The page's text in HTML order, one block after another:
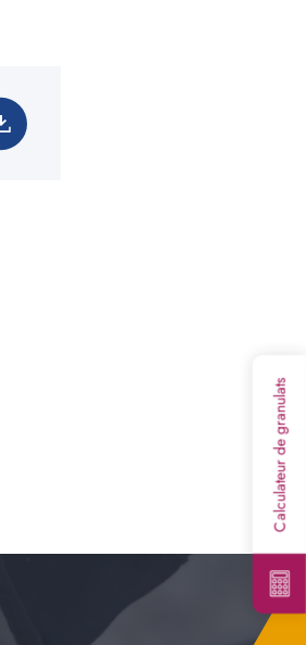
Calculateur de granulats
indiquées ne
part.